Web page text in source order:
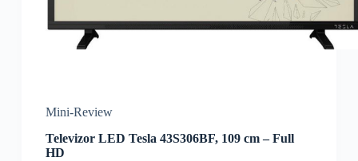
Mini-Review
Televizor LED Tesla 43S306BF, 109 cm – Full
HD